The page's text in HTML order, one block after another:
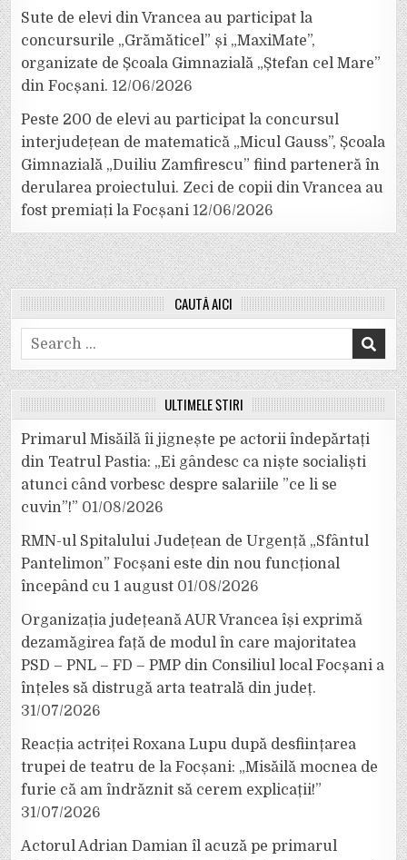
Sute de elevi din Vrancea au participat la
concursurile „Grămăticel” și „MaxiMate”,
organizate de Școala Gimnazială „Ștefan cel Mare”
din Focșani. 12/06/2026
Peste 200 de elevi au participat la concursul
interjudețean de matematică „Micul Gauss”, Școala
Gimnazială „Duiliu Zamfirescu” fiind parteneră în
derularea proiectului. Zeci de copii din Vrancea au
fost premiați la Focșani 12/06/2026
CAUTĂ AICI
Search
for:
ULTIMELE ȘTIRI
Primarul Misăilă îi jignește pe actorii îndepărtați
din Teatrul Pastia: „Ei gândesc ca niște socialiști
atunci când vorbesc despre salariile ”ce li se
cuvin”!” 01/08/2026
RMN-ul Spitalului Județean de Urgență „Sfântul
Pantelimon” Focșani este din nou funcțional
începând cu 1 august 01/08/2026
Organizația județeană AUR Vrancea își exprimă
dezamăgirea față de modul în care majoritatea
PSD – PNL – FD – PMP din Consiliul local Focșani a
înțeles să distrugă arta teatrală din județ.
31/07/2026
Reacția actriței Roxana Lupu după desființarea
trupei de teatru de la Focșani: „Misăilă mocnea de
furie că am îndrăznit să cerem explicații!”
31/07/2026
Actorul Adrian Damian îl acuză pe primarul